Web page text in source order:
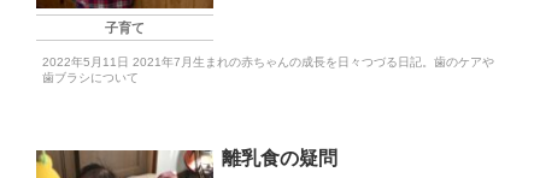
子育て
2022年5月11日 2021年7月生まれの赤ちゃんの成長を日々つづる日記。歯のケアや
歯ブラシについて
離乳食の疑問